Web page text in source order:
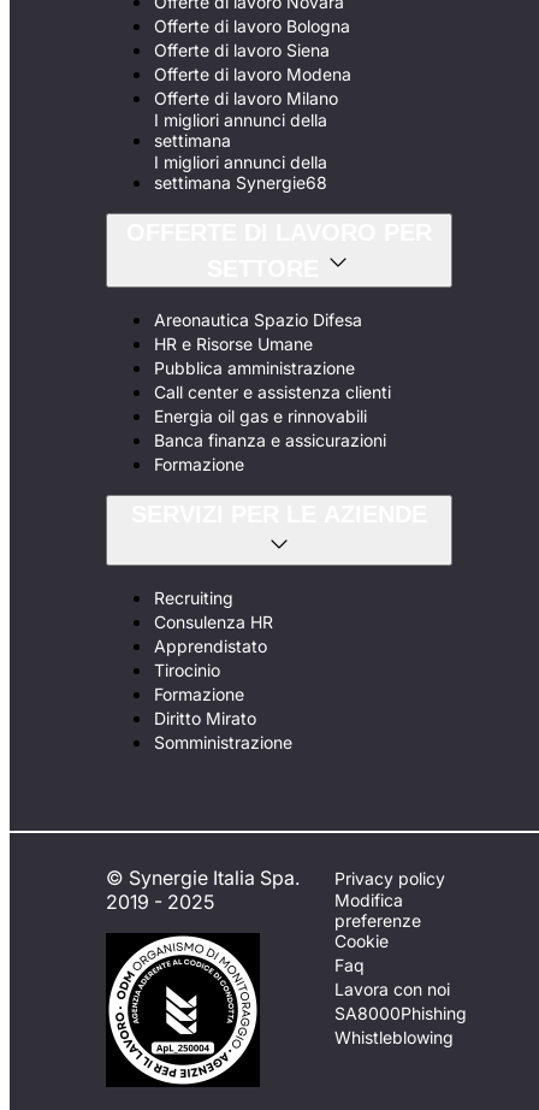
Offerte di lavoro Bologna
Offerte di lavoro Siena
Offerte di lavoro Modena
Offerte di lavoro Milano
I migliori annunci della
settimana
I migliori annunci della
settimana Synergie68
Areonautica Spazio Difesa
HR e Risorse Umane
Pubblica amministrazione
Call center e assistenza clienti
Energia oil gas e rinnovabili
Banca finanza e assicurazioni
Formazione
Recruiting
Consulenza HR
Apprendistato
Tirocinio
Formazione
Diritto Mirato
Somministrazione
© Synergie Italia Spa.
2019 - 2025
Privacy policy
Modifica
preferenze
Cookie
Faq
Lavora con noi
SA8000Phishing
Whistleblowing